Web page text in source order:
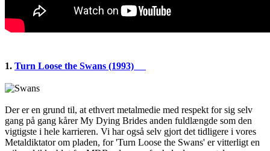
1. Turn Loose the Swans (1993)
Der er en grund til, at ethvert metalmedie med respekt for sig selv
gang på gang kårer My Dying Brides anden fuldlængde som den
vigtigste i hele karrieren. Vi har også selv gjort det tidligere i vores
Metaldiktator om pladen, for 'Turn Loose the Swans' er vitterligt en